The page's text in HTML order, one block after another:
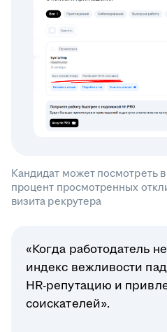
Кандидат может посмотреть
процент просмотренных
визита рекрутера
«Когда работодатель
индекс вежливости
HR-репутацию и
соискателей».